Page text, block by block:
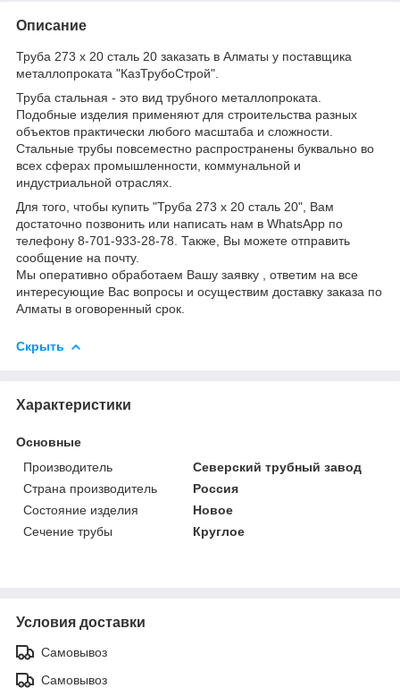
Описание
Труба 273 х 20 сталь 20 заказать в Алматы у поставщика
металлопроката "КазТрубоСтрой".
Труба стальная - это вид трубного металлопроката.
Подобные изделия применяют для строительства разных
объектов практически любого масштаба и сложности.
Стальные трубы повсеместно распространены буквально во
всех сферах промышленности, коммунальной и
индустриальной отраслях.
Для того, чтобы купить "Труба 273 х 20 сталь 20", Вам
достаточно позвонить или написать нам в WhatsApp по
телефону 8-701-933-28-78. Также, Вы можете отправить
сообщение на почту.
Мы оперативно обработаем Вашу заявку , ответим на все
интересующие Вас вопросы и осуществим доставку заказа по
Алматы в оговоренный срок.
Скрыть
Характеристики
Основные
Производитель
Северский трубный завод
Страна производитель
Россия
Состояние изделия
Новое
Сечение трубы
Круглое
Условия доставки
Самовывоз
Самовывоз